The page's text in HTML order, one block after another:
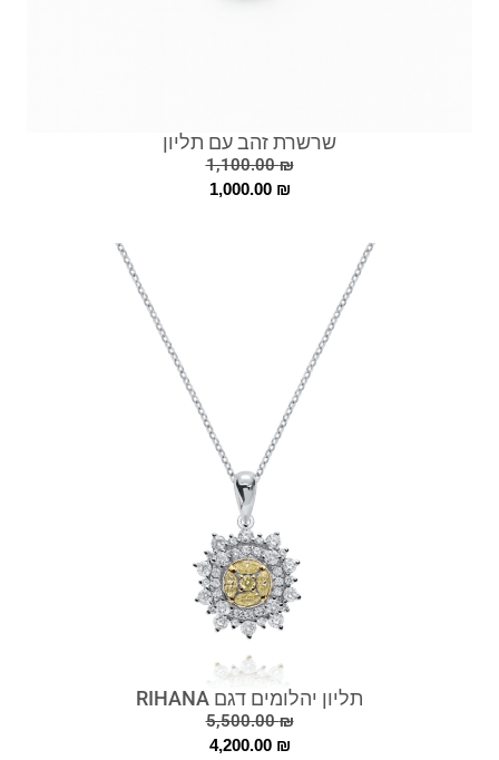
שרשרת זהב עם תליון
1,100.00₪
1,000.00 ₪
תליון יהלומים דגם RIHANA
5,500.00₪
4,200.00 ₪